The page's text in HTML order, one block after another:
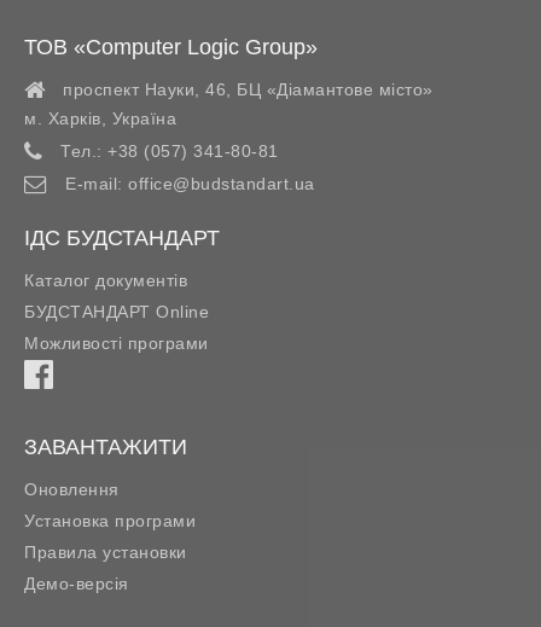
ТОВ «Computer Logic Group»
проспект Науки, 46, БЦ «Діамантове місто»
м. Харків
Україна
Тел.: +38 (057) 341-80-81
E-mail: office@budstandart.ua
ІДС БУДСТАНДАРТ
Каталог документів
БУДСТАНДАРТ Online
Можливості програми
ЗАВАНТАЖИТИ
Оновлення
Установка програми
Правила установки
Демо-версія